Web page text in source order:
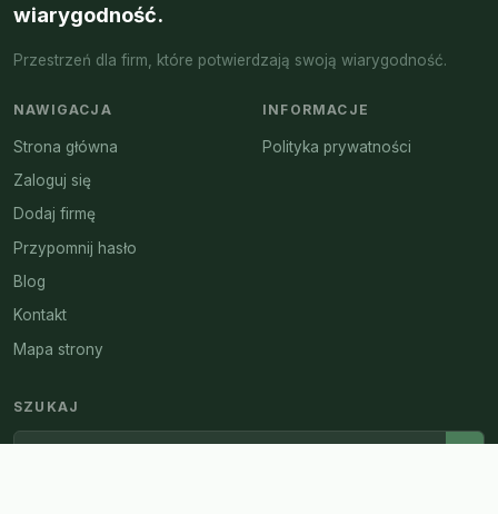
wiarygodność.
Przestrzeń dla firm, które potwierdzają swoją wiarygodność.
NAWIGACJA
Strona główna
Zaloguj się
Dodaj firmę
Przypomnij hasło
Blog
Kontakt
Mapa strony
INFORMACJE
Polityka prywatności
SZUKAJ